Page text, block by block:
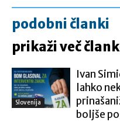
podobni članki
prikaži več
Slovenija
Ivan
lahko
boljše